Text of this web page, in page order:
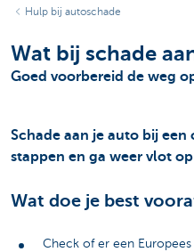
Hulp bij autoschade
Wat bij schade
Goed voorbereid de weg
Schade aan je auto bij
stappen en ga weer vlot
Wat doe je best
Check of er een